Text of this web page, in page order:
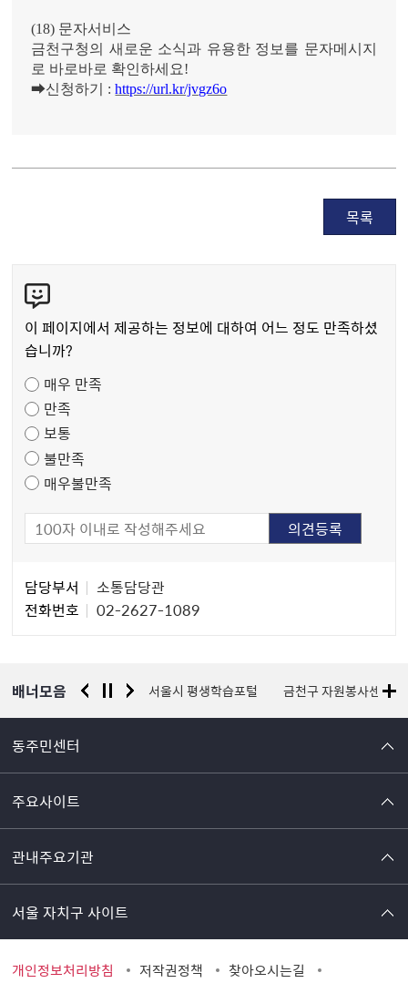
(18) 문자서비스
금천구청의 새로운 소식과 유용한 정보를 문자메시지
로 바로바로 확인하세요!
➡신청하기 :https://url.kr/jvgz6o
목록
텐
츠
만
도
조
사
이 페이지에서 제공하는 정보에 대하여 어느 정도 만족하셨
습니까?
매우 만족
만족
보통
불만족
매우불만족
자
담당부서
소통담당관
전화번호
02-2627-1089
배너모음
경찰청 유실물 통합포털 서울시 평생학습포털 금천구 자원봉사센터
동주민센터
주요사이트
관내주요기관
서울 자치구 사이트
개인정보처리방침 저작권정책
찾아오시는길